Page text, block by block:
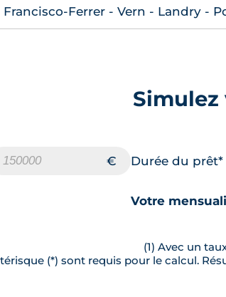
Ferrer - Vern - Landry -
Durée du prêt*
Votre
(1) Avec un
(*) sont requis pour le calcul.